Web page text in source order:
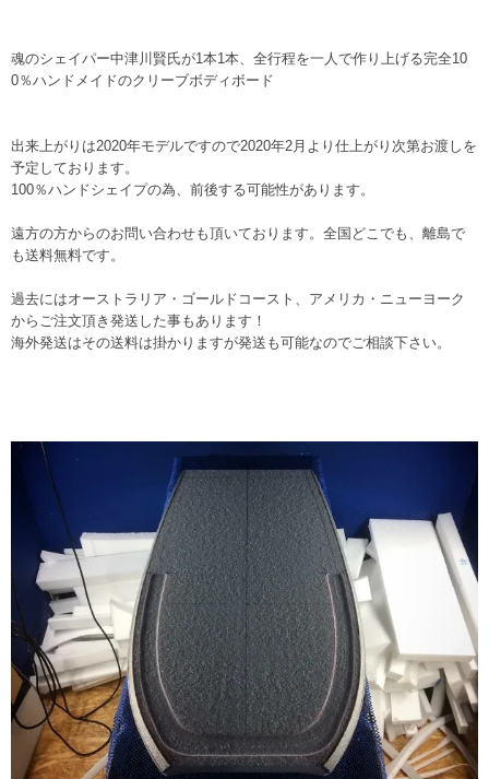
魂のシェイパー中津川賢氏が1本1本、全行程を一人で作り上げる完全10
0％ハンドメイドのクリーブボディボード
出来上がりは2020年モデルですので2020年2月より仕上がり次第お渡しを
予定しております。
100％ハンドシェイプの為、前後する可能性があります。
遠方の方からのお問い合わせも頂いております。全国どこでも、離島で
も送料無料です。
過去にはオーストラリア・ゴールドコースト、アメリカ・ニューヨーク
からご注文頂き発送した事もあります！
海外発送はその送料は掛かりますが発送も可能なのでご相談下さい。